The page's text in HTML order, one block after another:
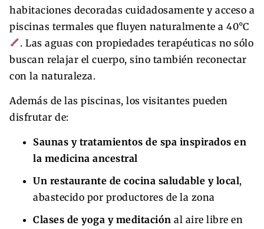
habitaciones decoradas cuidadosamente y acceso a
piscinas termales que fluyen naturalmente a 40°C
. Las aguas con propiedades terapéuticas no sólo
buscan relajar el cuerpo, sino también reconectar
con la naturaleza.
Además de las piscinas, los visitantes pueden
disfrutar de:
Saunas y tratamientos de spa inspirados en
la medicina ancestral
Un restaurante de cocina saludable y local,
abastecido por productores de la zona
Clases de yoga y meditación al aire libre en